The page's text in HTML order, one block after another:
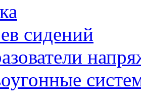
сидений